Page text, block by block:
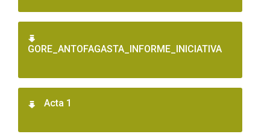
GORE_ANTOFAGASTA_INFORME_INICIATIVA
Acta 1